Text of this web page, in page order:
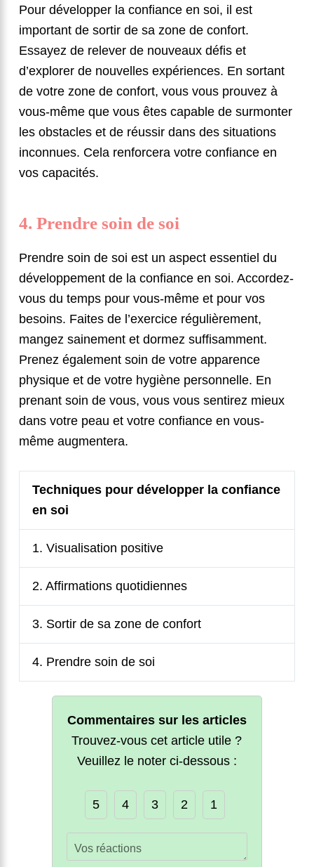
Pour développer la confiance en soi, il est
important de sortir de sa zone de confort.
Essayez de relever de nouveaux défis et
d’explorer de nouvelles expériences. En sortant
de votre zone de confort, vous vous prouvez à
vous-même que vous êtes capable de surmonter
les obstacles et de réussir dans des situations
inconnues. Cela renforcera votre confiance en
vos capacités.
4. Prendre soin de soi
Prendre soin de soi est un aspect essentiel du
développement de la confiance en soi. Accordez-
vous du temps pour vous-même et pour vos
besoins. Faites de l’exercice régulièrement,
mangez sainement et dormez suffisamment.
Prenez également soin de votre apparence
physique et de votre hygiène personnelle. En
prenant soin de vous, vous vous sentirez mieux
dans votre peau et votre confiance en vous-
même augmentera.
Techniques pour développer la confiance
en soi
1. Visualisation positive
2. Affirmations quotidiennes
3. Sortir de sa zone de confort
4. Prendre soin de soi
Commentaires sur les articles
Trouvez-vous cet article utile ?
Veuillez le noter ci-dessous :
5 4 3 2 1